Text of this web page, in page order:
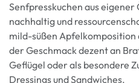
Senfpresskuchen aus
nachhaltig und
mild-süßen Apfelkomposition
der Geschmack dezent an
Geflügel oder als besondere
Dressings und Sandwiches.